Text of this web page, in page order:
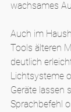
wachsames
Auch im
Tools älteren
deutlich
Lichtsysteme
Geräte lassen
Sprachbefehl